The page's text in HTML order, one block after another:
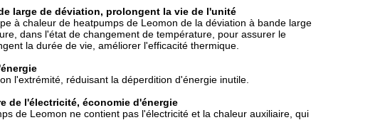
large de déviation, prolongent la vie de l'unité
à chaleur de heatpumps de Leomon de la déviation à bande large
dans l'état de changement de température, pour assurer le
la durée de vie, améliorer l'efficacité thermique.
l'extrémité, réduisant la déperdition d'énergie inutile.
de l'électricité, économie d'énergie
de Leomon ne contient pas l'électricité et la chaleur auxiliaire, qui